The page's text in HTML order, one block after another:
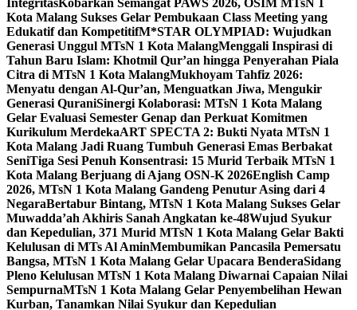
IntegritasKobarkan Semangat PAWS 2026, OSIM MTsN 1
Kota Malang Sukses Gelar Pembukaan Class Meeting yang
Edukatif dan KompetitifM*STAR OLYMPIAD: Wujudkan
Generasi Unggul MTsN 1 Kota MalangMenggali Inspirasi di
Tahun Baru Islam: Khotmil Qur’an hingga Penyerahan Piala
Citra di MTsN 1 Kota MalangMukhoyam Tahfiz 2026:
Menyatu dengan Al-Qur’an, Menguatkan Jiwa, Mengukir
Generasi QuraniSinergi Kolaborasi: MTsN 1 Kota Malang
Gelar Evaluasi Semester Genap dan Perkuat Komitmen
Kurikulum MerdekaART SPECTA 2: Bukti Nyata MTsN 1
Kota Malang Jadi Ruang Tumbuh Generasi Emas Berbakat
SeniTiga Sesi Penuh Konsentrasi: 15 Murid Terbaik MTsN 1
Kota Malang Berjuang di Ajang OSN-K 2026English Camp
2026, MTsN 1 Kota Malang Gandeng Penutur Asing dari 4
NegaraBertabur Bintang, MTsN 1 Kota Malang Sukses Gelar
Muwadda’ah Akhiris Sanah Angkatan ke-48Wujud Syukur
dan Kepedulian, 371 Murid MTsN 1 Kota Malang Gelar Bakti
Kelulusan di MTs Al AminMembumikan Pancasila Pemersatu
Bangsa, MTsN 1 Kota Malang Gelar Upacara BenderaSidang
Pleno Kelulusan MTsN 1 Kota Malang Diwarnai Capaian Nilai
SempurnaMTsN 1 Kota Malang Gelar Penyembelihan Hewan
Kurban, Tanamkan Nilai Syukur dan Kepedulian